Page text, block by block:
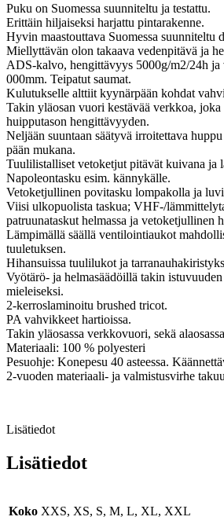
Puku on Suomessa suunniteltu ja testattu.
Erittäin hiljaiseksi harjattu pintarakenne.
Hyvin maastouttava Suomessa suunniteltu
Miellyttävän olon takaava vedenpitävä ja
ADS-kalvo, hengittävyys 5000g/m2/24h ja
000mm. Teipatut saumat.
Kulutukselle alttiit kyynärpään kohdat
Takin yläosan vuori kestävää verkkoa, joka
huipputason hengittävyyden.
Neljään suuntaan säätyvä irroitettava
pään mukana.
Tuulilistalliset vetoketjut pitävät kuivana ja
Napoleontasku esim. kännykälle.
Vetoketjullinen povitasku lompakolla ja
Viisi ulkopuolista taskua; VHF-/
patruunataskut helmassa ja vetoketjullinen
Lämpimällä säällä ventilointiaukot
tuuletuksen.
Hihansuissa tuulilukot ja
Vyötärö- ja helmasäädöillä takin istuvuuden
mieleiseksi.
2-kerroslaminoitu brushed tricot.
PA vahvikkeet hartioissa.
Takin yläosassa verkkovuori, sekä
Materiaali: 100 % polyesteri
Pesuohje: Konepesu 40 asteessa.
2-vuoden materiaali- ja valmistusvirhe
Lisätiedot
Lisätiedot
Koko XXS, XS, S, M, L, XL, XXL